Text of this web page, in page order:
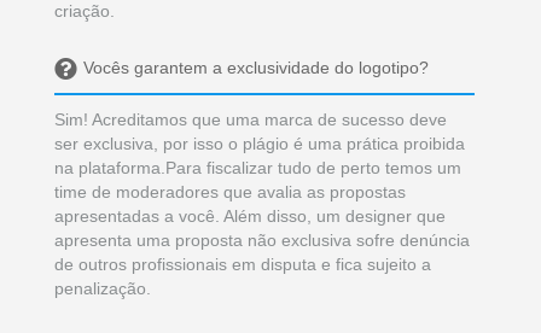
criação.
Vocês garantem a exclusividade do logotipo?
Sim! Acreditamos que uma marca de sucesso deve
ser exclusiva, por isso o plágio é uma prática proibida
na plataforma.Para fiscalizar tudo de perto temos um
time de moderadores que avalia as propostas
apresentadas a você. Além disso, um designer que
apresenta uma proposta não exclusiva sofre denúncia
de outros profissionais em disputa e fica sujeito a
penalização.